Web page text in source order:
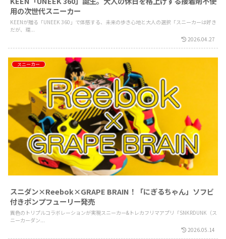
用の次世代スニーカー
KEENが贈る「UNEEK 360」で体感する、未来の歩き心地と大人の選択「スニーカーは好き
だが、環...
2026.04.27
スニーカー
スニダン×Reebok×GRAPE BRAIN！「にぎるちゃん」ソフビ
付きポンプフューリー発売
異色のトリプルコラボレーションが実現スニーカー&トレカフリマアプリ「SNKRDUNK（ス
ニーカーダン...
2026.05.14